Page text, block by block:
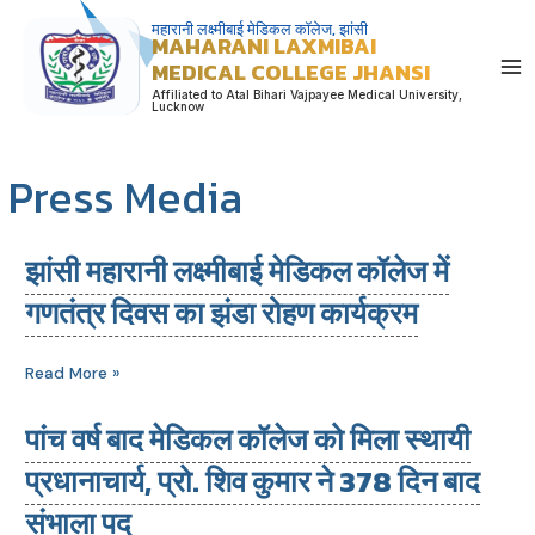
content
महारानी लक्ष्मीबाई मेडिकल कॉलेज, झांसी
MAHARANI LAXMIBAI
MEDICAL COLLEGE JHANSI
Affiliated to Atal Bihari Vajpayee Medical University,
Lucknow
Press Media
झांसी महारानी लक्ष्मीबाई मेडिकल कॉलेज में
गणतंत्र दिवस का झंडा रोहण कार्यक्रम
झांसी
महारानी
लक्ष्मीबाई
कॉलेज
गणतंत्र
दिवस
का
Read More »
पांच वर्ष बाद मेडिकल कॉलेज को मिला स्थायी
प्रधानाचार्य, प्रो. शिव कुमार ने 378 दिन बाद
संभाला पद
पांच
वर्ष
बाद
मेडिकल